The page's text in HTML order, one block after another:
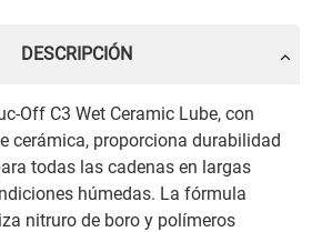
DESCRIPCIÓN
Off C3 Wet Ceramic Lube, con
cerámica, proporciona durabilidad
todas las cadenas en largas
húmedas. La fórmula
nitruro de boro y polímeros